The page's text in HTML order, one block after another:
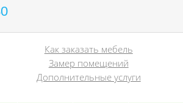
Как заказать мебель
Замер помещений
Дополнительные услуги